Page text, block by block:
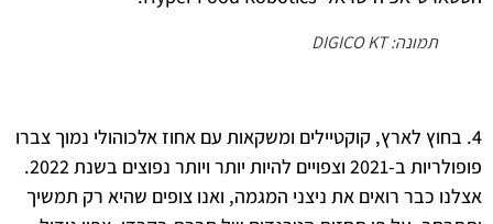
תמונה: DIGICO KT
בחוץ לארץ, קוקטיילים ומשקאות עם אחוז אלכוהולי נמוך צברו
פופולריות ב-2021 וצפויים להיות יותר ויותר נפוצים בשנת 2022.
כבר רואים את ניצני המגמה, ואנו צופים שהיא רק תמשיך